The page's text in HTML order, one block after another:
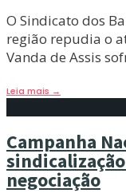
O Sindicato dos
região repudia o
Vanda de Assis
Leia mais →
Campanha
negociação